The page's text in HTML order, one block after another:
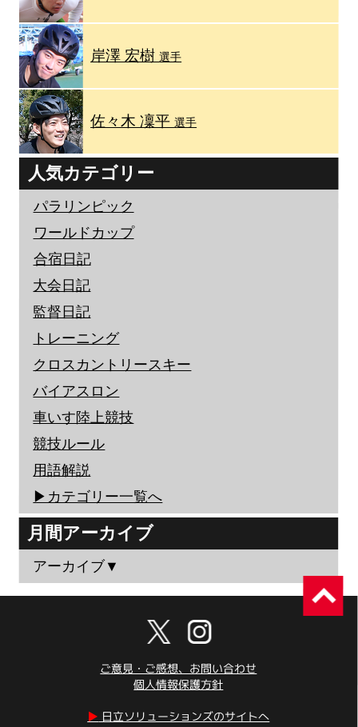
岸澤 宏樹選手
佐々木 凜平選手
人気カテゴリー
パラリンピック
ワールドカップ
合宿日記
大会日記
監督日記
トレーニング
クロスカントリースキー
バイアスロン
車いす陸上競技
競技ルール
用語解説
▶︎カテゴリー一覧へ
月間アーカイブ
アーカイブ▼
ご意見・ご感想、お問い合わせ
個人情報保護方針
▶︎ 日立ソリューションズのサイトへ